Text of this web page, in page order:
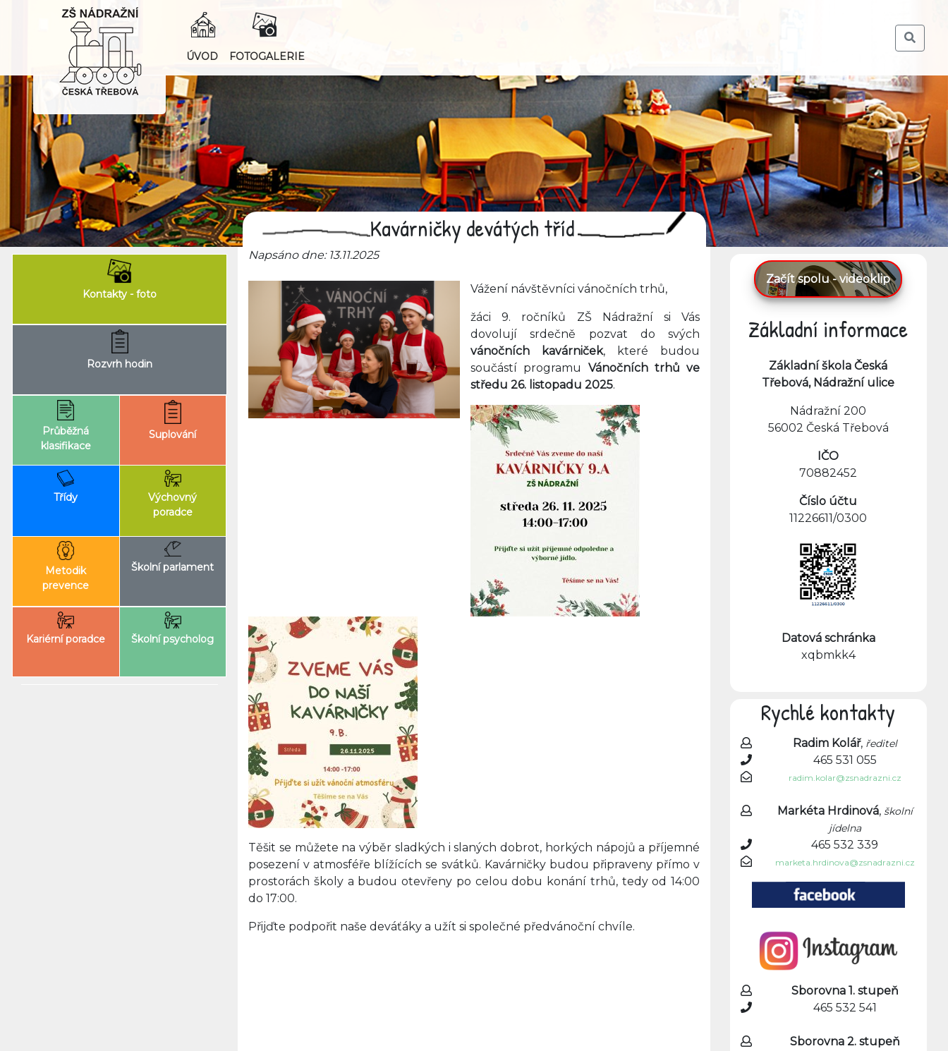
ÚVOD FOTOGALERIE
Kavárničky devátých tříd
Kontakty - foto
Rozvrh hodin
Průběžná
klasifikace
Suplování
Třídy
Výchovný
poradce
Metodik
prevence
Školní parlament
Kariérní poradce Školní psycholog
Napsáno dne: 13.11.2025
Vážení návštěvníci vánočních trhů,
žáci 9. ročníků ZŠ Nádražní si Vás
dovolují srdečně pozvat do svých
vánočních kavárniček, které budou
součástí programu Vánočních trhů ve
středu 26. listopadu 2025.
Těšit se můžete na výběr sladkých i slaných dobrot, horkých nápojů a příjemné
posezení v atmosféře blížících se svátků. Kavárničky budou připraveny přímo v
prostorách školy a budou otevřeny po celou dobu konání trhů, tedy od 14:00
do 17:00.
Přijďte podpořit naše deváťáky a užít si společné předvánoční chvíle.
Začít spolu - videoklip
Základní informace
Základní škola Česká
Třebová, Nádražní ulice
Nádražní 200
56002 Česká Třebová
IČO
70882452
Číslo účtu
11226611/0300
Datová schránka
xqbmkk4
Rychlé kontakty
Radim Kolář, ředitel
465 531 055
radim.kolar@zsnadrazni.cz
Markéta Hrdinová, školní
jídelna
465 532 339
marketa.hrdinova@zsnadrazni.cz
Sborovna 1. stupeň
465 532 541
Sborovna 2. stupeň